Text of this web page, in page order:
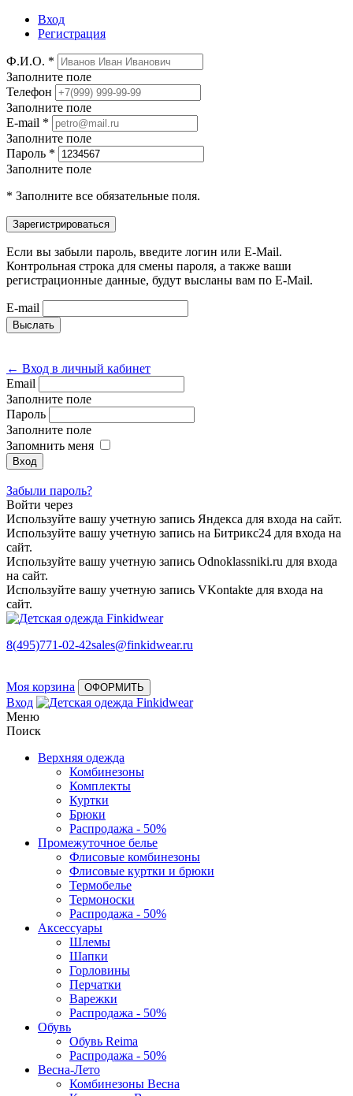
Вход
Регистрация
Ф.И.О. *
Заполните поле
Телефон
Заполните поле
E-mail *
Заполните поле
Пароль *
Заполните поле
* Заполните все обязательные поля.
Если вы забыли пароль, введите логин или E-Mail.
Контрольная строка для смены пароля, а также ваши
регистрационные данные, будут высланы вам по E-Mail.
E-mail
← Вход в личный кабинет
Email
Заполните поле
Пароль
Заполните поле
Запомнить меня
Забыли пароль?
Войти через
Используйте вашу учетную запись Яндекса для входа на сайт.
Используйте вашу учетную запись на Битрикс24 для входа на
сайт.
Используйте вашу учетную запись Odnoklassniki.ru для входа
на сайт.
Используйте вашу учетную запись VKontakte для входа на
сайт.
8(495)771-02-42sales@finkidwear.ru
Моя корзина ОФОРМИТЬ
Вход
Меню
Поиск
Верхняя одежда
Комбинезоны
Комплекты
Куртки
Брюки
Распродажа - 50%
Промежуточное белье
Флисовые комбинезоны
Флисовые куртки и брюки
Термобелье
Термоноски
Распродажа - 50%
Аксессуары
Шлемы
Шапки
Горловины
Перчатки
Варежки
Распродажа - 50%
Обувь
Обувь Reima
Распродажа - 50%
Весна-Лето
Комбинезоны Весна